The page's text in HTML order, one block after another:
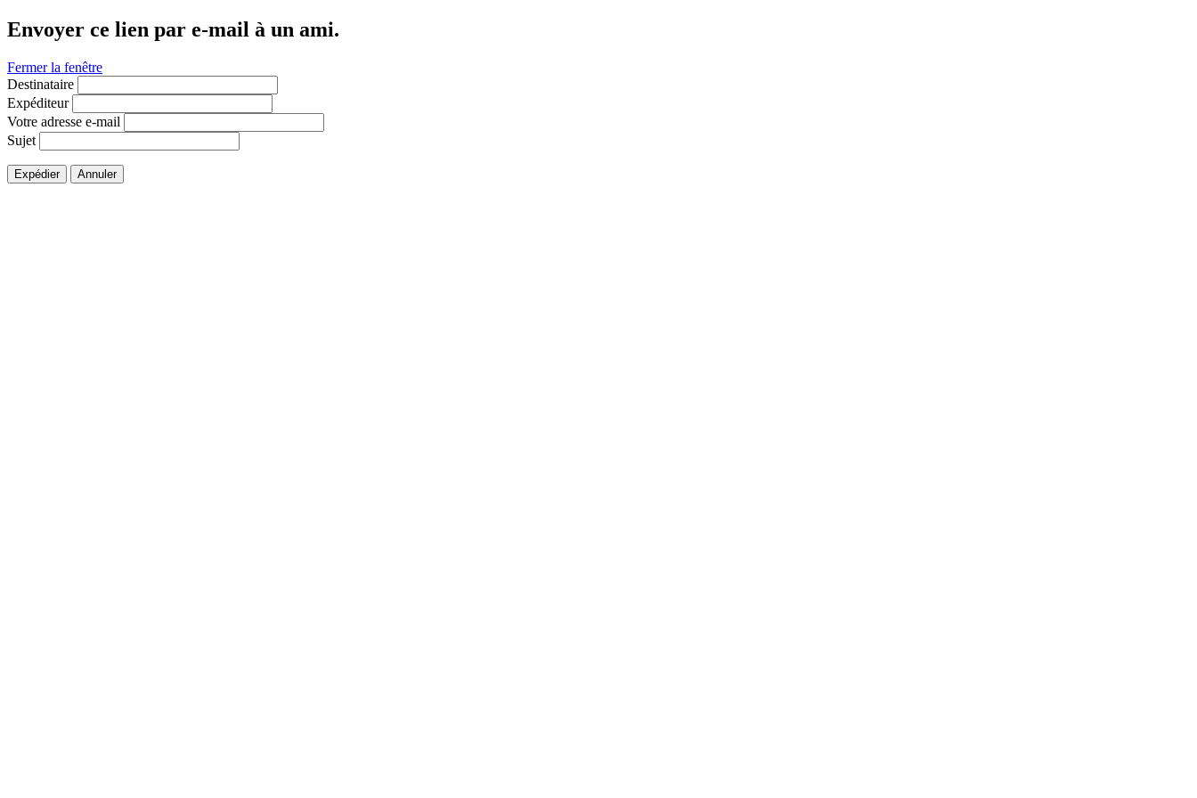
Envoyer ce lien par e-mail à un ami.
Fermer la fenêtre
Destinataire
Expéditeur
Votre adresse e-mail
Sujet
Expédier Annuler